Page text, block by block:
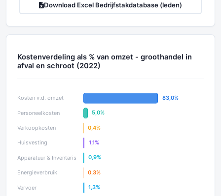
Download Excel Bedrijfstakdatabase (leden)
Kostenverdeling als % van omzet - groothandel in
afval en schroot (2022)